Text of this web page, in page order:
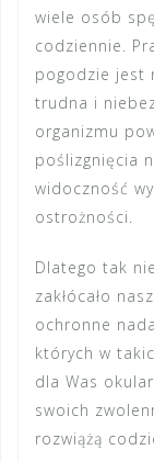
wiele osób
codziennie.
pogodzie jest
trudna i
organizmu
poślizgnięcia
widoczność
ostrożności.
Dlatego tak
zakłócało
ochronne
których w
dla Was
swoich
rozwiążą